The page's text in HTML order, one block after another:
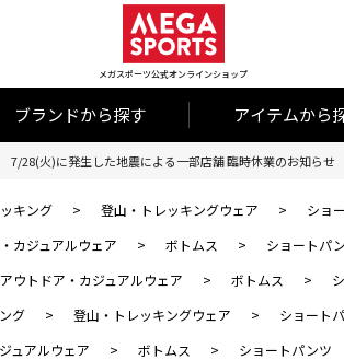
メガスポーツ公式オンラインショップ
ブランドから探す アイテムから
7/28(火)に発生した地震による一部店舗 臨時休業のお知らせ
キング > 登山・トレッキングウェア >
ショ
カジュアルウェア > ボトムス >
ショートパ
アウトドア・カジュアルウェア > ボトムス >
グ > 登山・トレッキングウェア >
ショート
ュアルウェア > ボトムス > ショートパンツ